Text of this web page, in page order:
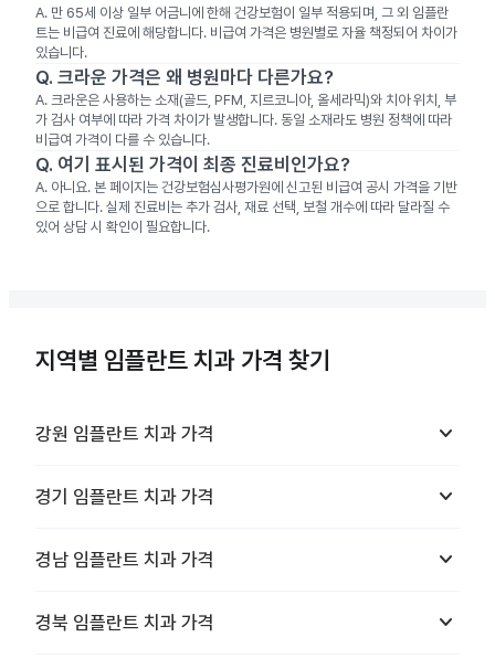
A. 만 65세 이상 일부 어금니에 한해 건강보험이 일부 적용되며, 그 외 임플란
트는 비급여 진료에 해당합니다. 비급여 가격은 병원별로 자율 책정되어 차이가
있습니다.
Q. 크라운 가격은 왜 병원마다 다른가요?
A. 크라운은 사용하는 소재(골드, PFM, 지르코니아, 올세라믹)와 치아 위치, 부
가 검사 여부에 따라 가격 차이가 발생합니다. 동일 소재라도 병원 정책에 따라
비급여 가격이 다를 수 있습니다.
Q. 여기 표시된 가격이 최종 진료비인가요?
A. 아니요. 본 페이지는 건강보험심사평가원에 신고된 비급여 공시 가격을 기반
으로 합니다. 실제 진료비는 추가 검사, 재료 선택, 보철 개수에 따라 달라질 수
있어 상담 시 확인이 필요합니다.
지역별 임플란트 치과 가격 찾기
강원 임플란트 치과 가격 keyboard_arrow_down
경기 임플란트 치과 가격 keyboard_arrow_down
경남 임플란트 치과 가격 keyboard_arrow_down
경북 임플란트 치과 가격 keyboard_arrow_down